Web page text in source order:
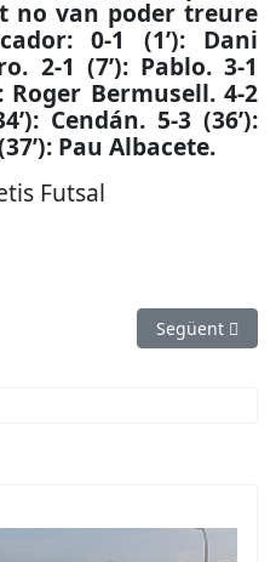
no van poder treure
0-1 (1’): Dani
2-1 (7’): Pablo. 3-1
Roger Bermusell. 4-2
Cendán. 5-3 (36’):
Pau Albacete.
Futsal
DIVISIÓ D’HONOR
Article
Següent